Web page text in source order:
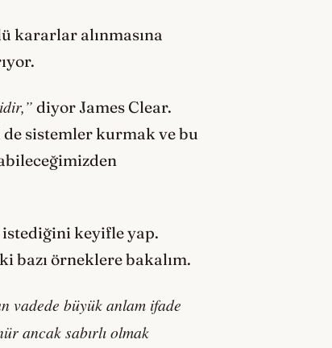
kararlar alınmasına
diyor James Clear.
sistemler kurmak ve bu
keyifle yap.
bazı örneklere bakalım.
vadede büyük anlam ifade
ancak sabırlı olmak